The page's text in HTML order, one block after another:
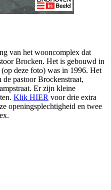
van het wooncomplex dat
Brocken. Het is gebouwd in
deze foto) was in 1996. Het
de pastoor Brockenstraat,
Er zijn kleine
Klik HIER voor drie extra
openingsplechtigheid en twee